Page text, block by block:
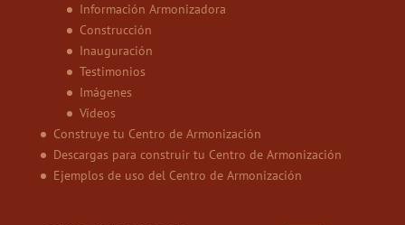
Información Armonizadora
Construcción
Inauguración
Testimonios
Imágenes
Vídeos
Construye tu Centro de Armonización
Descargas para construir tu Centro de Armonización
Ejemplos de uso del Centro de Armonización